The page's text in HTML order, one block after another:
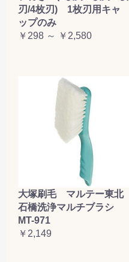
刃/4枚刃) 1枚刃用キャ
ップのみ
￥298 ～ ￥2,580
大塚刷毛 マルテー東北
石橋洗浄マルチブラシ
MT-971
￥2,149